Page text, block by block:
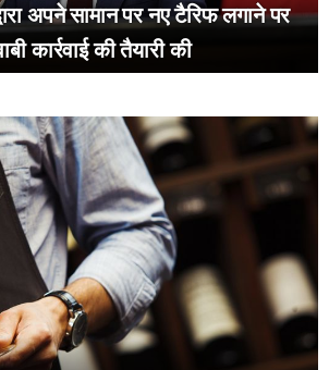
अपने सामान पर नए टैरिफ लगाने पर
कार्रवाई की तैयारी की